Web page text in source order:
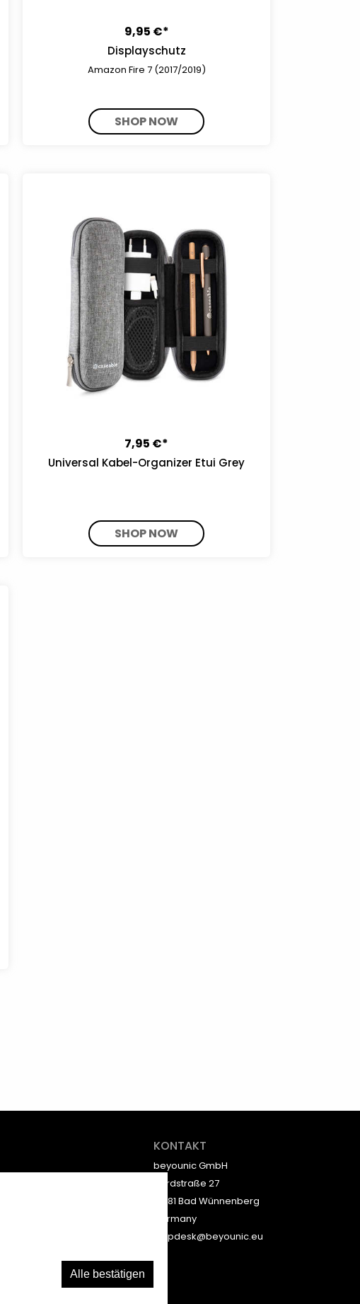
9,95 €*
Displayschutz
Amazon Fire 7 (2017/2019)
SHOP NOW
7,95 €*
Universal Kabel-Organizer Etui Grey
SHOP NOW
KONTAKT
beyounic GmbH
Nordstraße 27
33181 Bad Wünnenberg
Germany
helpdesk@beyounic.eu
Alle bestätigen